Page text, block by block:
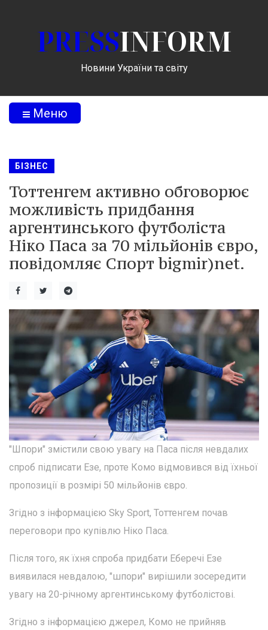
PRESSINFORM
Новини України та світу
Меню
БІЗНЕС
Тоттенгем активно обговорює
можливість придбання
аргентинського футболіста
Ніко Паса за 70 мільйонів євро,
повідомляє Спорт bigmir)net.
"Шпори" змістили свою увагу на Паса після невдалих
спроб підписати Езе, проте Комо відмовився від їхньої
пропозиції в розмірі 50 мільйонів євро.
Згідно з інформацією Sky Sport, Тоттенгем почав
переговори про купівлю Ніко Паса.
Після того, як їхня спроба придбати Еберечі Езе
виявилася невдалою, "шпори" вирішили зосередити
увагу на 20-річному аргентинському футболістові.
Згідно з інформацією джерел, Комо не прийняв